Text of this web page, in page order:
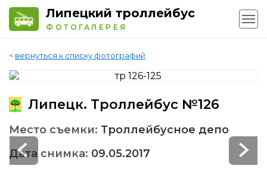
Липецкий троллейбус
ФОТОГАЛЕРЕЯ
< вернуться к списку фотографий
Липецк. Троллейбус №126
Место съемки: Троллейбусное депо
Дата снимка: 09.05.2017